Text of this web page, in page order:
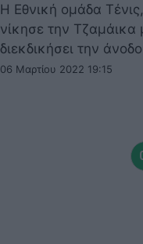
Η Εθνική ομάδα
νίκησε την Τζαμάικα
διεκδικήσει την
06 Μαρτίου 2022 19:15